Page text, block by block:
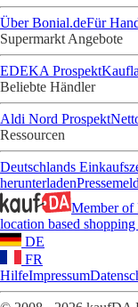
Über Bonial.deFür
Supermarkt Angebote
EDEKA Prospekt
Beliebte Händler
Aldi Nord Prospekt
Ressourcen
Deutschlands
herunterladen
Member of
location based
DE
FR
HilfeImpressum